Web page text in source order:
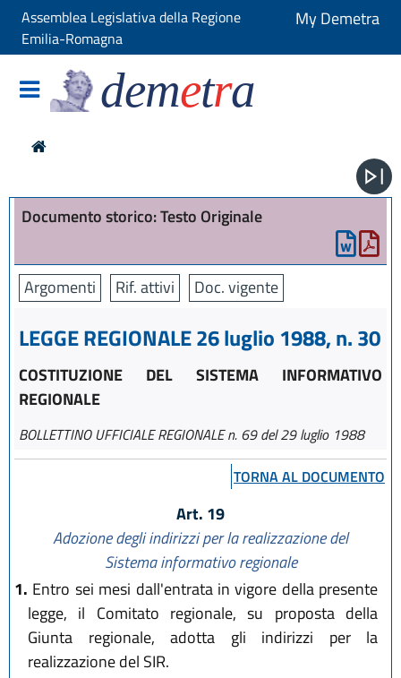
Assemblea Legislativa della Regione
Emilia-Romagna
My Demetra
demetra
Documento storico: Testo Originale
Argomenti Rif. attivi Doc. vigente
LEGGE REGIONALE 26 luglio 1988, n. 30
COSTITUZIONE DEL SISTEMA INFORMATIVO
REGIONALE
BOLLETTINO UFFICIALE REGIONALE n. 69 del 29 luglio 1988
TORNA AL DOCUMENTO
Art. 19
Adozione degli indirizzi per la realizzazione del
Sistema informativo regionale
1. Entro sei mesi dall'entrata in vigore della presente
legge, il Comitato regionale, su proposta della
Giunta regionale, adotta gli indirizzi per la
realizzazione del SIR.